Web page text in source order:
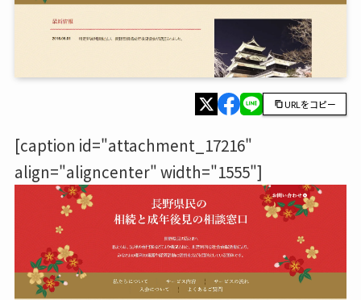
URLをコピー
[caption id="attachment_17216"
align="aligncenter" width="1555"]